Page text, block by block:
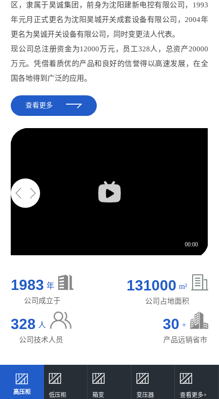
区，隶属于昊诚集团，前身为沈阳建新电控有限公司，1993
年元月正式更名为沈阳昊城开关成套设备有限公司，2004年
更名为昊诚开关设备有限公司，同时变更法人代表。
现公司总注册资金为12000万元，员工328人，总资产20000
万元。凭借着质优的产品和良好的信誉得以高速发展，在全
国各地得到广泛的应用。
查看更多
1983 年
公司成立于
131000 m²
公司占地面积
328 人
公司技术人员
30 +
产品远销省市
高压柜
高压柜 低压柜 箱变 变压器 查看更多+